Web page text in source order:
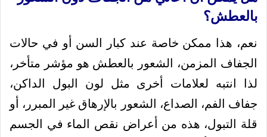
بالعطش؟
نعم، هذا ممكن خاصة عند كبار السن أو في حالات
الجفاف المزمن، الشعور بالعطش هو مؤشر متأخر،
لذا انتبه لعلامات أخرى مثل لون البول الداكن،
جفاف الفم، الصداع، الشعور بالإرهاق غير المبرر، أو
قلة التبول، هذه من أعراض نقص الماء في الجسم